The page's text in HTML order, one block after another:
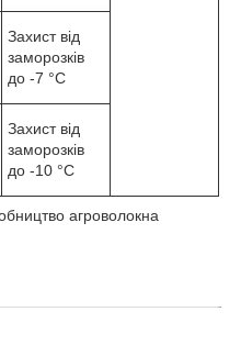
Захист від
заморозків
до -7 °C
Захист від
заморозків
до -10 °C
агроволокна